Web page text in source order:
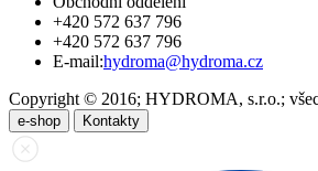
+420 572 637 796
+420 572 637 796
E-mail:hydroma@hydroma.cz
Copyright © 2016; HYDROMA, s.r.o.;
e-shop Kontakty